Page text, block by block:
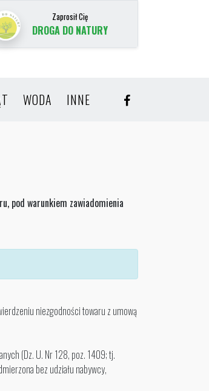
Zaprosił Cię
DROGA DO NATURY
WODA INNE
pod warunkiem zawiadomienia
niezgodności towaru z umową
(Dz. U. Nr 128, poz. 1409; tj.
bez udziału nabywcy,